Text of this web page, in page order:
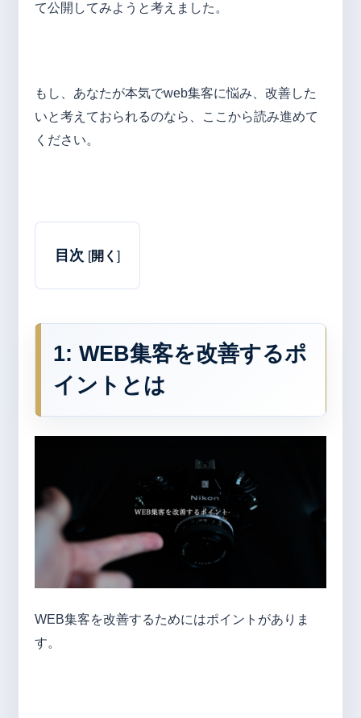
て公開してみようと考えました。
もし、あなたが本気でweb集客に悩み、改善した
いと考えておられるのなら、ここから読み進めて
ください。
目次 [開く]
1: WEB集客を改善するポ
イントとは
WEB集客を改善するためにはポイントがありま
す。